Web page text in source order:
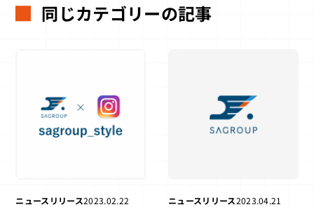
同じカテゴリーの記事
ニュースリリース2023.02.22 ニュースリリース2023.04.21